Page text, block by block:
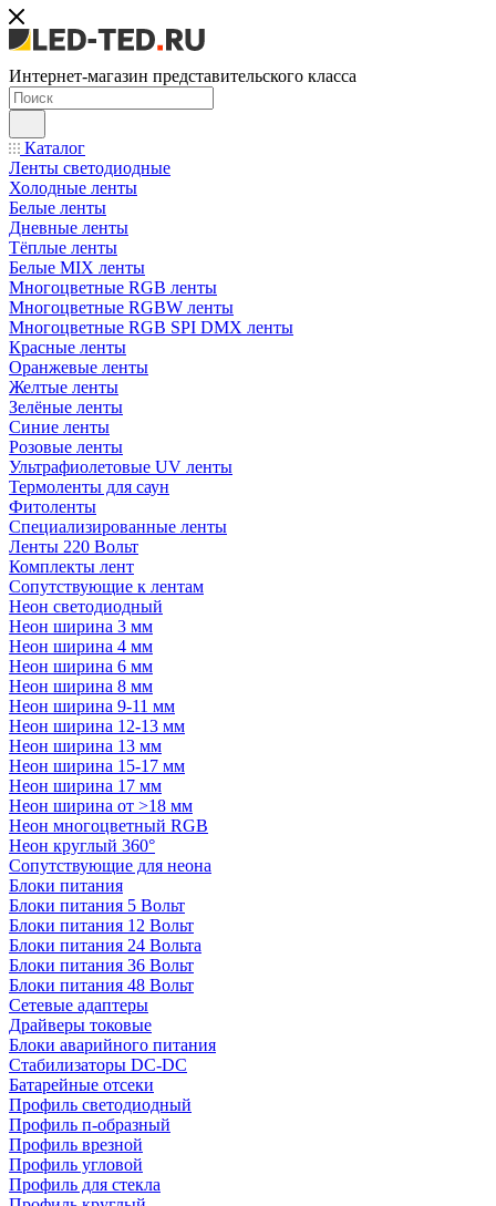
Интернет-магазин представительского класса
Каталог
Ленты светодиодные
Холодные ленты
Белые ленты
Дневные ленты
Тёплые ленты
Белые MIX ленты
Многоцветные RGB ленты
Многоцветные RGBW ленты
Многоцветные RGB SPI DMX ленты
Красные ленты
Оранжевые ленты
Желтые ленты
Зелёные ленты
Синие ленты
Розовые ленты
Ультрафиолетовые UV ленты
Термоленты для саун
Фитоленты
Специализированные ленты
Ленты 220 Вольт
Комплекты лент
Сопутствующие к лентам
Неон светодиодный
Неон ширина 3 мм
Неон ширина 4 мм
Неон ширина 6 мм
Неон ширина 8 мм
Неон ширина 9-11 мм
Неон ширина 12-13 мм
Неон ширина 13 мм
Неон ширина 15-17 мм
Неон ширина 17 мм
Неон ширина от >18 мм
Неон многоцветный RGB
Неон круглый 360°
Сопутствующие для неона
Блоки питания
Блоки питания 5 Вольт
Блоки питания 12 Вольт
Блоки питания 24 Вольта
Блоки питания 36 Вольт
Блоки питания 48 Вольт
Сетевые адаптеры
Драйверы токовые
Блоки аварийного питания
Стабилизаторы DC-DC
Батарейные отсеки
Профиль светодиодный
Профиль п-образный
Профиль врезной
Профиль угловой
Профиль для стекла